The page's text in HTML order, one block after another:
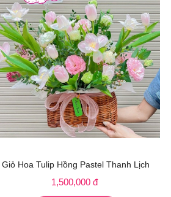
Giỏ Hoa Tulip Hồng Pastel Thanh Lịch
1,500,000 đ